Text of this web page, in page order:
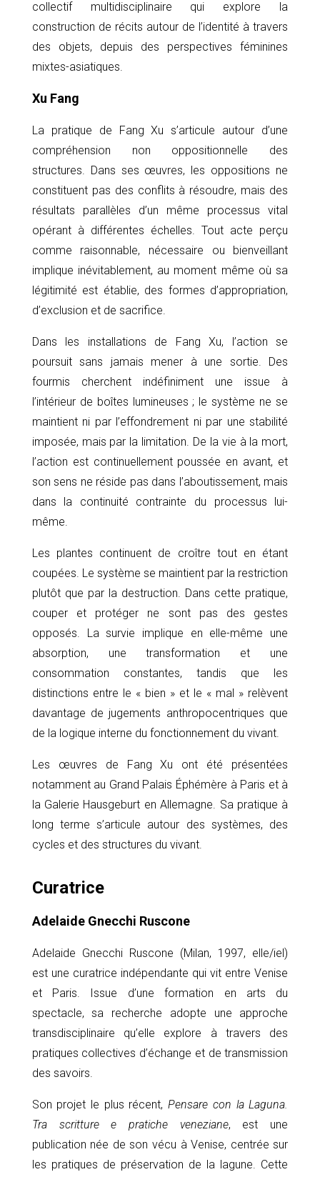
collectif multidisciplinaire qui explore la
construction de récits autour de l’identité à travers
des objets, depuis des perspectives féminines
mixtes-asiatiques.
Xu Fang
La pratique de Fang Xu s’articule autour d’une
compréhension non oppositionnelle des
structures. Dans ses œuvres, les oppositions ne
constituent pas des conflits à résoudre, mais des
résultats parallèles d’un même processus vital
opérant à différentes échelles. Tout acte perçu
comme raisonnable, nécessaire ou bienveillant
implique inévitablement, au moment même où sa
légitimité est établie, des formes d’appropriation,
d’exclusion et de sacrifice.
Dans les installations de Fang Xu, l’action se
poursuit sans jamais mener à une sortie. Des
fourmis cherchent indéfiniment une issue à
l’intérieur de boîtes lumineuses ; le système ne se
maintient ni par l’effondrement ni par une stabilité
imposée, mais par la limitation. De la vie à la mort,
l’action est continuellement poussée en avant, et
son sens ne réside pas dans l’aboutissement, mais
dans la continuité contrainte du processus lui-
même.
Les plantes continuent de croître tout en étant
coupées. Le système se maintient par la restriction
plutôt que par la destruction. Dans cette pratique,
couper et protéger ne sont pas des gestes
opposés. La survie implique en elle-même une
absorption, une transformation et une
consommation constantes, tandis que les
distinctions entre le « bien » et le « mal » relèvent
davantage de jugements anthropocentriques que
de la logique interne du fonctionnement du vivant.
Les œuvres de Fang Xu ont été présentées
notamment au Grand Palais Éphémère à Paris et à
la Galerie Hausgeburt en Allemagne. Sa pratique à
long terme s’articule autour des systèmes, des
cycles et des structures du vivant.
Curatrice
Adelaide Gnecchi Ruscone
Adelaide Gnecchi Ruscone (Milan, 1997, elle/iel)
est une curatrice indépendante qui vit entre Venise
et Paris. Issue d’une formation en arts du
spectacle, sa recherche adopte une approche
transdisciplinaire qu’elle explore à travers des
pratiques collectives d’échange et de transmission
des savoirs.
Son projet le plus récent,Pensare con la Laguna.
Tra scritture e pratiche veneziane, est une
publication née de son vécu à Venise, centrée sur
les pratiques de préservation de la lagune. Cette